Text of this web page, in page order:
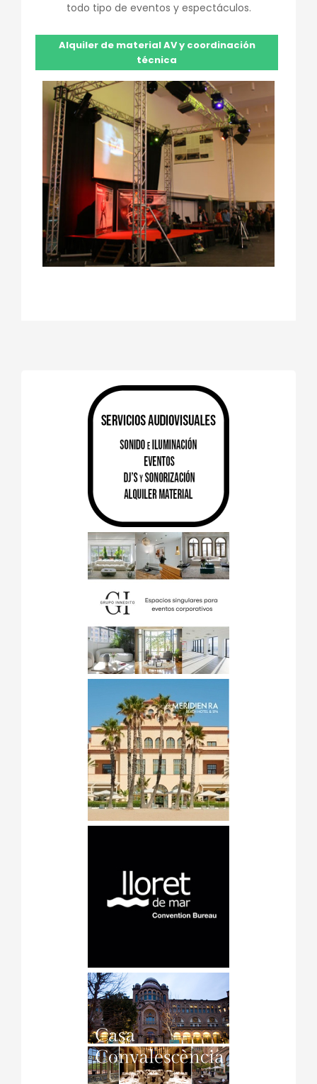
todo tipo de eventos y espectáculos.
Alquiler de material AV y coordinación
técnica